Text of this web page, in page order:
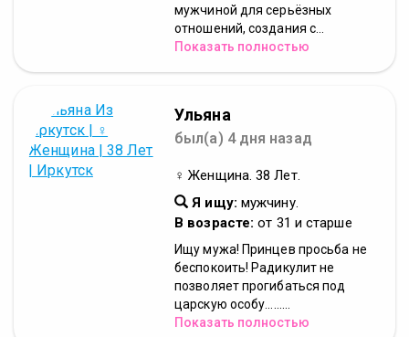
мужчиной для серьёзных
отношений, создания с...
Показать полностью
Ульяна
был(а) 4 дня назад
♀ Женщина. 38 Лет.
Я ищу: мужчину.
В возрасте: от 31 и старше
Ищу мужа! Принцев просьба не
беспокоить! Радикулит не
позволяет прогибаться под
царскую особу.........
Показать полностью